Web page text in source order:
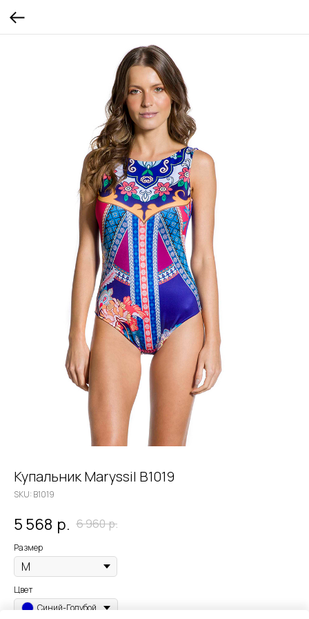
Купальник Maryssil B1019
SKU: B1019
5 568 р. 6 960р.
Размер
Цвет
Синий-Голубой